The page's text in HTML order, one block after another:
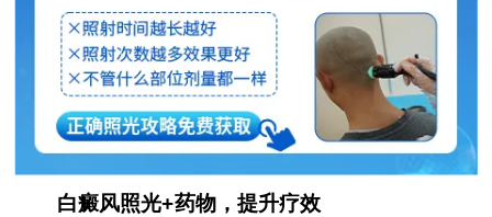
白癜风照光+药物，提升疗效